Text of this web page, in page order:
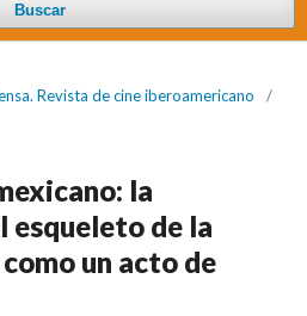
Buscar
Revista de cine iberoamericano
/
la
esqueleto de la
un acto de